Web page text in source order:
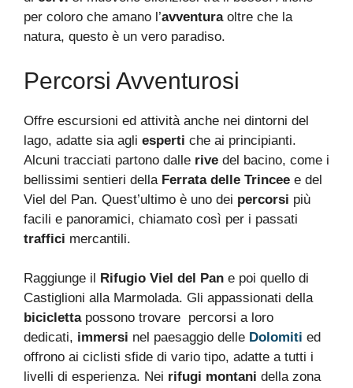
per coloro che amano l’avventuraoltre che la
natura, questo è un vero paradiso.
Percorsi Avventurosi
Offre escursioni ed attività anche nei dintorni del
lago, adatte sia agli esperti che ai principianti.
Alcuni tracciati partono dalle rive del bacino, come i
bellissimi sentieri della Ferrata delle Trincee e del
Viel del Pan. Quest’ultimo è uno dei percorsi più
facili e panoramici, chiamato così per i passati
traffici mercantili.
Raggiunge il Rifugio Viel del Pan e poi quello di
Castiglioni alla Marmolada. Gli appassionati della
biciclettapossono trovare percorsi a loro
dedicati, immersi nel paesaggio delle Dolomiti ed
offrono ai ciclisti sfide di vario tipo, adatte a tutti i
livelli di esperienza. Nei rifugi montani della zona